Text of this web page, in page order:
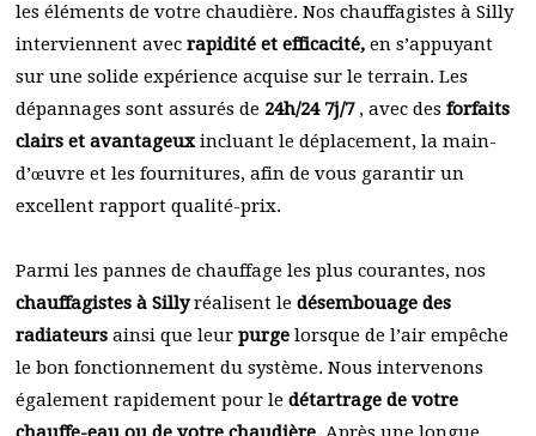
les éléments de votre chaudière. Nos chauffagistes à Silly
interviennent avec rapidité et efficacité, en s’appuyant
sur une solide expérience acquise sur le terrain. Les
dépannages sont assurés de 24h/24 7j/7, avec des forfaits
clairs et avantageuxincluant le déplacement, la main-
d’œuvre et les fournitures, afin de vous garantir un
excellent rapport qualité-prix.
Parmi les pannes de chauffage les plus courantes, nos
chauffagistes à Sillyréalisent le désembouage des
radiateurs ainsi que leur purge lorsque de l’air empêche
le bon fonctionnement du système. Nous intervenons
également rapidement pour le détartrage de votre